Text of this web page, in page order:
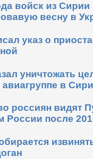
войск из Сирии
весну в
указ о
уничтожать
в
россиян видят
России после